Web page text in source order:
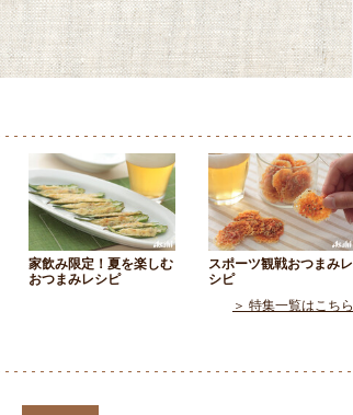
家飲み限定！夏を楽しむ
おつまみレシピ
スポーツ観戦おつまみレ
シピ
＞ 特集一覧はこちら